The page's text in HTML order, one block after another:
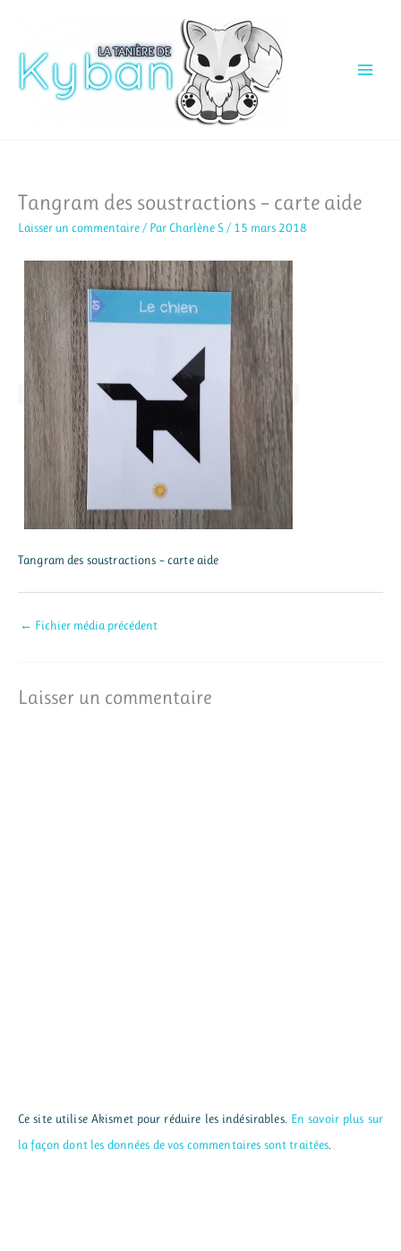
contenu
Tangram des soustractions – carte aide
Laisser un commentaire / Par Charlène S / 15 mars 2018
Tangram des soustractions – carte aide
← Fichier média précédent
Laisser un commentaire
Ce site utilise Akismet pour réduire les indésirables. En savoir plus sur
la façon dont les données de vos commentaires sont traitées.